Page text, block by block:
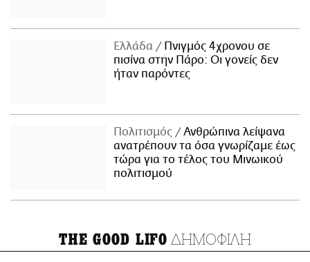
Ελλάδα
Πνιγμός 4χρονου σε
πισίνα στην Πάρο: Οι γονείς δεν
ήταν παρόντες
Πολιτισμός
Ανθρώπινα λείψανα
ανατρέπουν τα όσα γνωρίζαμε έως
τώρα για το τέλος του Μινωικού
πολιτισμού
THE GOOD LIFO ΔΗΜΟΦΙΛΗ